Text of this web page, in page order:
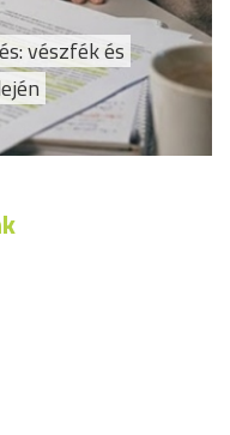
vészfék és